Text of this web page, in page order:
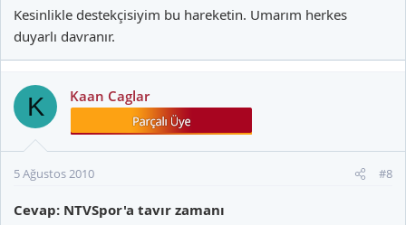
Kesinlikle destekçisiyim bu hareketin. Umarım herkes
duyarlı davranır.
K Kaan Caglar
5 Ağustos 2010 #8
Cevap: NTVSpor'a tavır zamanı